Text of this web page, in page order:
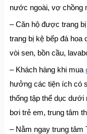
nước ngoài, vợ chồng
– Căn hộ được trang
trang bị kệ bếp đá
vòi sen, bồn cầu,
– Khách hàng khi mua
hưởng các tiện ích có
thống tập thể dục
bơi trẻ em, trung tâm
– Nằm ngay trung tâm